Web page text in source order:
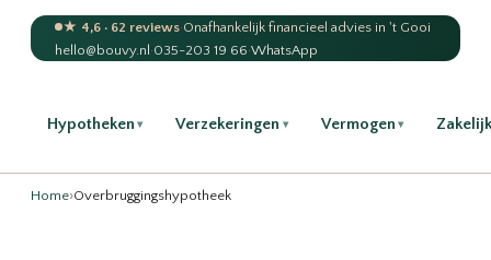
★ 4,6 · 62 reviews·Onafhankelijk financieel advies in 't Gooi
hello@bouvy.nl·035-203 19 66·WhatsApp
Hypotheken ▾ Verzekeringen ▾ Vermogen ▾
Home›Overbruggingshypotheek